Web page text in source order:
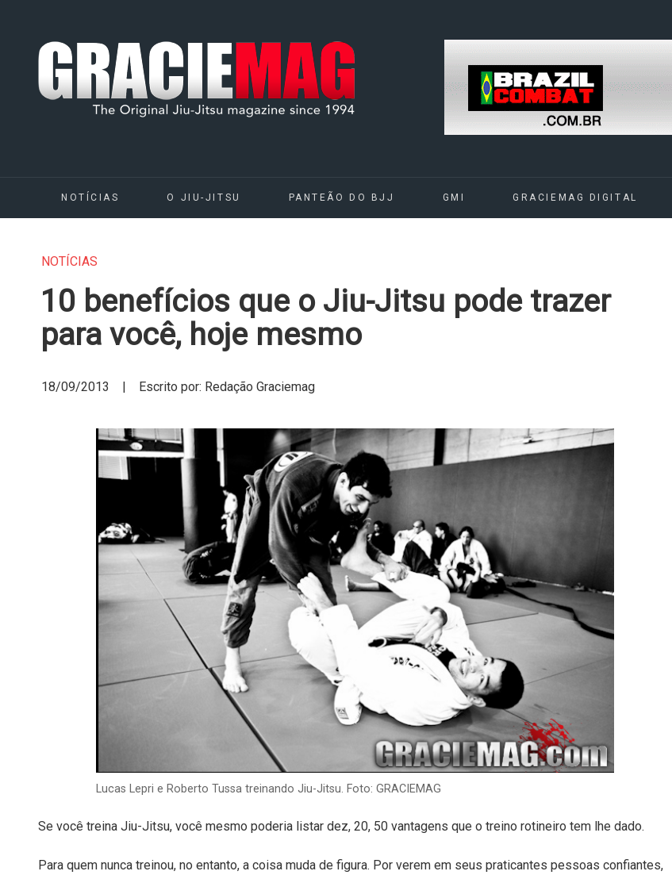
NOTÍCIAS O JIU-JITSU PANTEÃO DO BJJ GMI GRACIEMAG DIGITAL
NOTÍCIAS
10 benefícios que o Jiu-Jitsu pode trazer
para você, hoje mesmo
18/09/2013 | Escrito por: Redação Graciemag
Lucas Lepri e Roberto Tussa treinando Jiu-Jitsu. Foto: GRACIEMAG
Se você treina Jiu-Jitsu, você mesmo poderia listar dez, 20, 50 vantagens que o treino rotineiro tem lhe dado.
Para quem nunca treinou, no entanto, a coisa muda de figura. Por verem em seus praticantes pessoas confiantes,